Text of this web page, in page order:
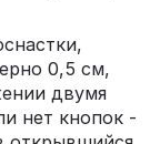
0,5 см,
двумя
нет кнопок -